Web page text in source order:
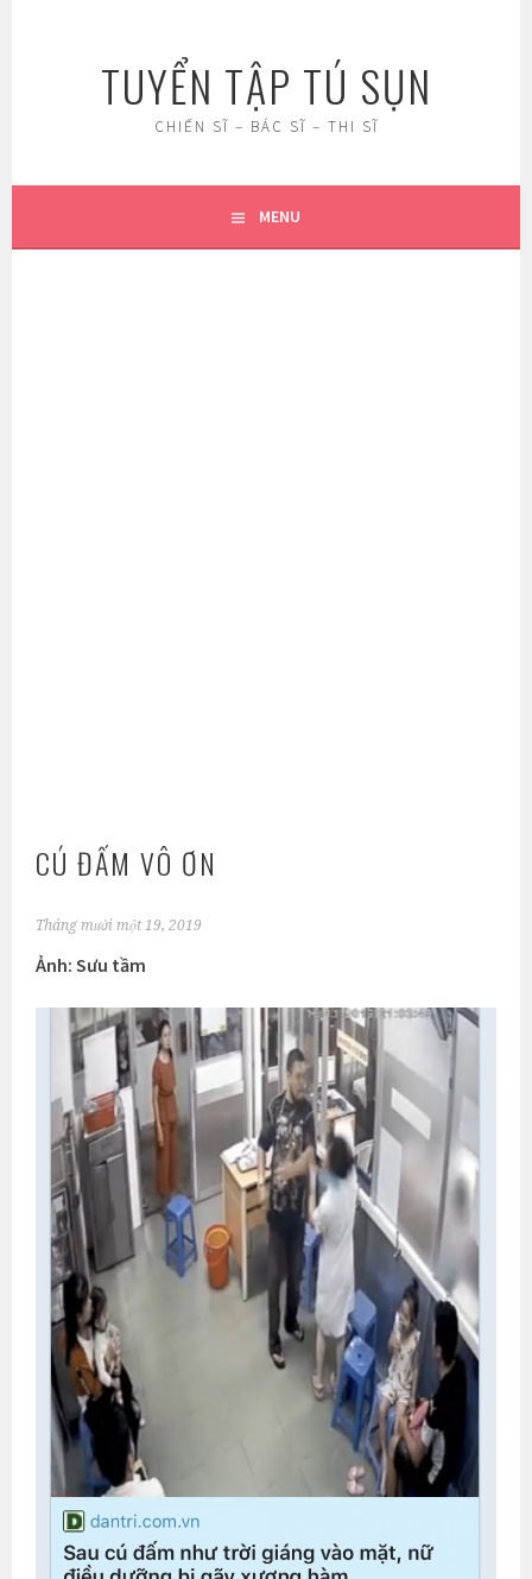
TUYỂN TẬP TÚ SỤN
CHIẾN SĨ – BÁC SĨ – THI SĨ
MENU
CÚ ĐẤM VÔ ƠN
Tháng mười một 19, 2019
Ảnh: Sưu tầm